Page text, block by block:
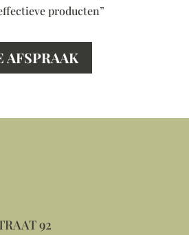
producten”
AFSPRAAK
92